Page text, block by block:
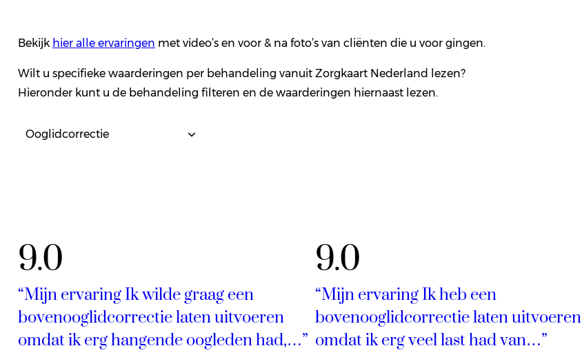
Bekijk hier alle ervaringen met video’s en voor & na foto’s van cliënten die u voor gingen.
Wilt u specifieke waarderingen per behandeling vanuit Zorgkaart Nederland lezen?
Hieronder kunt u de behandeling filteren en de waarderingen hiernaast lezen.
9.0
“Mijn ervaring Ik wilde graag een
bovenooglidcorrectie laten uitvoeren
omdat ik erg hangende oogleden had,…”
9.0
“Mijn ervaring Ik heb een
bovenooglidcorrectie laten uitvoeren
omdat ik erg veel last had van…”